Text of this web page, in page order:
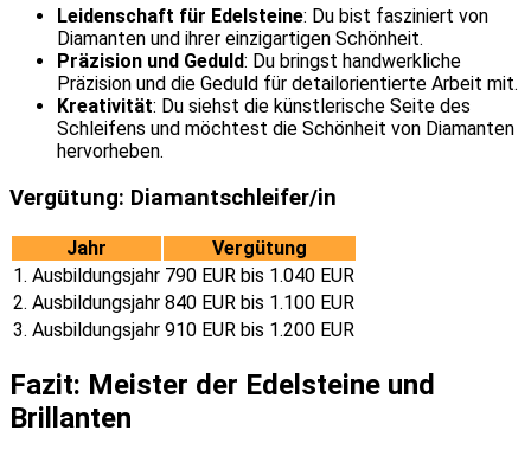
Leidenschaft für Edelsteine: Du bist fasziniert von
Diamanten und ihrer einzigartigen Schönheit.
Präzision und Geduld: Du bringst handwerkliche
Präzision und die Geduld für detailorientierte Arbeit mit.
Kreativität: Du siehst die künstlerische Seite des
Schleifens und möchtest die Schönheit von Diamanten
hervorheben.
Vergütung: Diamantschleifer/in
Jahr
Vergütung
1. Ausbildungsjahr 790 EUR bis 1.040 EUR
2. Ausbildungsjahr 840 EUR bis 1.100 EUR
3. Ausbildungsjahr 910 EUR bis 1.200 EUR
Fazit: Meister der Edelsteine und
Brillanten